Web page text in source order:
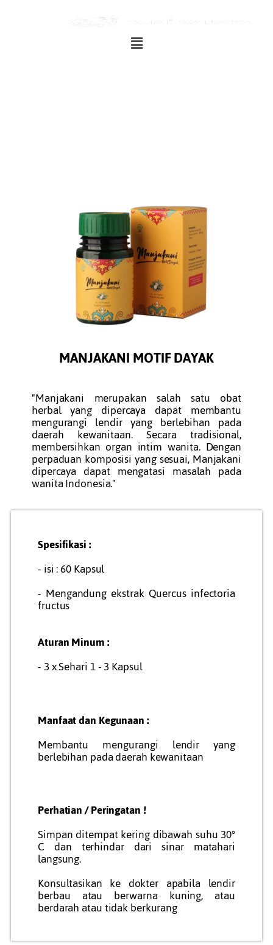
MANJAKANI MOTIF DAYAK
"Manjakani merupakan salah satu obat
herbal yang dipercaya dapat membantu
mengurangi lendir yang berlebihan pada
daerah kewanitaan. Secara tradisional,
membersihkan organ intim wanita. Dengan
perpaduan komposisi yang sesuai, Manjakani
dipercaya dapat mengatasi masalah pada
wanita Indonesia."
Spesifikasi :
- isi : 60 Kapsul
- Mengandung ekstrak Quercus infectoria
fructus
Aturan Minum :
- 3 x Sehari 1 - 3 Kapsul
Manfaat dan Kegunaan :
Membantu mengurangi lendir yang
berlebihan pada daerah kewanitaan
Perhatian / Peringatan !
Simpan ditempat kering dibawah suhu 30°
C dan terhindar dari sinar matahari
langsung.
Konsultasikan ke dokter apabila lendir
berbau atau berwarna kuning, atau
berdarah atau tidak berkurang